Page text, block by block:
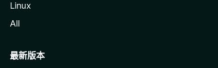
Linux
All
最新版本